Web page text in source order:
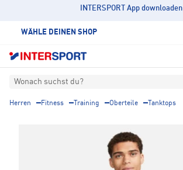
INTERSPORT App downloaden
WÄHLE DEINEN SHOP
Wonach suchst du?
Herren Fitness Training Oberteile Tanktops